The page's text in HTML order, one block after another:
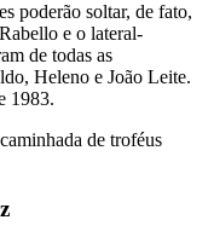
poderão soltar, de fato,
e o lateral-
de todas as
Heleno e João Leite.
1983.
de troféus